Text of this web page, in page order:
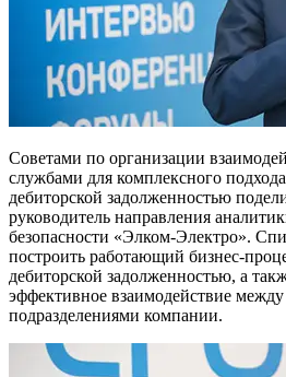
Советами по организации
службами для комплексного
дебиторской задолженностью
руководитель направления
безопасности «Элком-Электро».
построить работающий бизнес-
дебиторской задолженностью, а
эффективное взаимодействие
подразделениями компании.